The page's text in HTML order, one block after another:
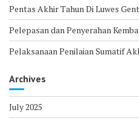
Pentas Akhir Tahun Di Luwes
Pelepasan dan Penyerahan
Pelaksanaan Penilaian Sumatif
Archives
July 2025